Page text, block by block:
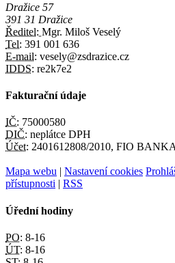
Dražice 57
391 31 Dražice
Ředitel: Mgr. Miloš Veselý
Tel: 391 001 636
E-mail: vesely@zsdrazice.cz
IDDS: re2k7e2
Fakturační údaje
IČ: 75000580
DIČ: neplátce DPH
Účet: 2401612808/2010, FIO BANKA
Mapa webu | Nastavení cookies
přístupnosti | RSS
Úřední hodiny
PO: 8-16
ÚT: 8-16